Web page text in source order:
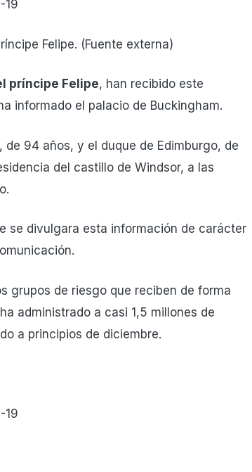
Felipe. (Fuente externa)
príncipe Felipe, han recibido este
informado el palacio de Buckingham.
94 años, y el duque de Edimburgo, de
del castillo de Windsor, a las
se divulgara esta información de carácter
grupos de riesgo que reciben de forma
administrado a casi 1,5 millones de
a principios de diciembre.